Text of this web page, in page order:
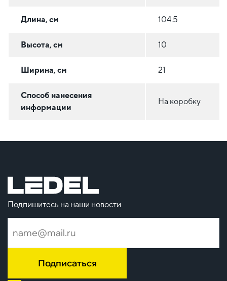
Длина, см 104.5
Высота, см 10
Ширина, см 21
Способ нанесения
информации
На коробку
Подпишитесь на наши новости
Подписаться